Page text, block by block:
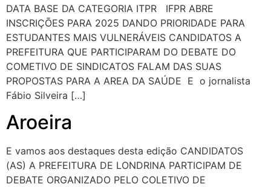
DATA BASE DA CATEGORIA ITPR IFPR ABRE
INSCRIÇÕES PARA 2025 DANDO PRIORIDADE PARA
ESTUDANTES MAIS VULNERÁVEIS CANDIDATOS A
PREFEITURA QUE PARTICIPARAM DO DEBATE DO
COMETIVO DE SINDICATOS FALAM DAS SUAS
PROPOSTAS PARA A AREA DA SAÚDE E o jornalista
Fábio Silveira […]
Aroeira
E vamos aos destaques desta edição CANDIDATOS
(AS) A PREFEITURA DE LONDRINA PARTICIPAM DE
DEBATE ORGANIZADO PELO COLETIVO DE